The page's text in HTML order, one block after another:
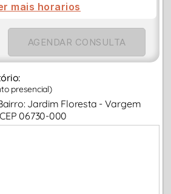
mais horarios
AGENDAR CONSULTA
presencial)
Jardim Floresta - Vargem
06730-000